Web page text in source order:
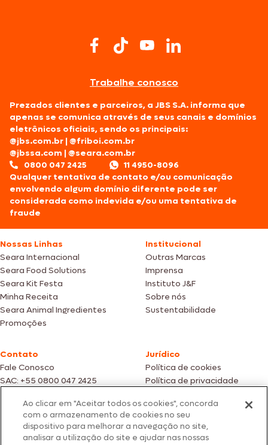
Trabalhe conosco
Prezados clientes e parceiros, a JBS S.A. informa que
apenas se comunica através de seus canais e domínios
eletrônicos oficiais, sendo os principais:
@jbs.com.br |@friboi.com.br
@jbssa.com |@seara.com.br
0800 047 2425
11 4950-8096
Qualquer tentativa de contato e/ou comunicação
envolvendo algum domínio diferente pode ser
considerada como indevida e/ou uma tentativa de
fraude
Nossas Linhas
Seara Internacional
Seara Food Solutions
Seara Kit Festa
Minha Receita
Seara Animal Ingredientes
Promoções
Institucional
Outras Marcas
Imprensa
Instituto J&F
Sobre nós
Sustentabilidade
Contato
Fale Conosco
SAC: +55 0800 047 2425
Jurídico
Política de cookies
Política de privacidade
Fotos meramente ilustrativas | Ofertas válidas enquanto durarem os
estoques dos nossos parceiros | Vendas sujeitas a análise e confirmação
de dados.
Os preços, promoções e condições de pagamento são válidos
Ao clicar em "Aceitar todos os cookies", concorda
com o armazenamento de cookies no seu
dispositivo para melhorar a navegação no site,
analisar a utilização do site e ajudar nas nossas